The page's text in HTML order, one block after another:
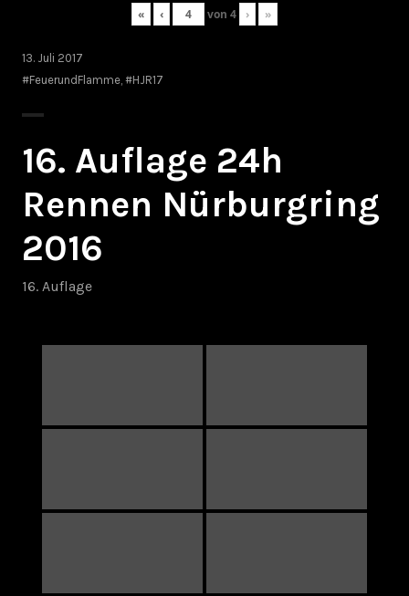
« ‹ von 4 › »
13. Juli 2017
#FeuerundFlamme #HJR17
16. Auflage 24h
Rennen Nürburgring
2016
16. Auflage